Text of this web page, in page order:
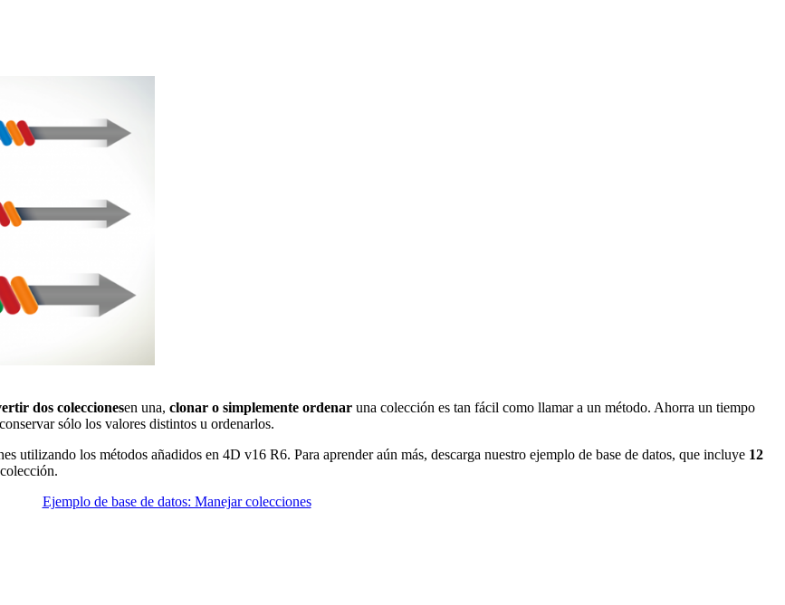
dos coleccionesen una, clonar o simplemente ordenar una colección es tan fácil como llamar a un método. Ahorra un tiempo
sólo los valores distintos u ordenarlos.
utilizando los métodos añadidos en 4D v16 R6. Para aprender aún más, descarga nuestro ejemplo de base de datos, que incluye 12
Ejemplo de base de datos: Manejar colecciones